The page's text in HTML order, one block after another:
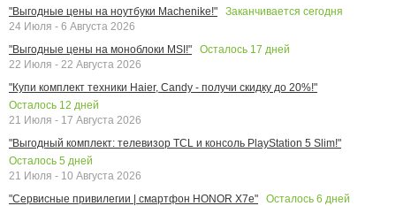
"Выгодные цены на ноутбуки Machenike!"
Заканчивается сегодня
24 Июля - 6 Августа 2026
"Выгодные цены на моноблоки MSI!"
Осталось 17 дней
22 Июля - 22 Августа 2026
"Купи комплект техники Haier, Candy - получи скидку до 20%!"
Осталось 12 дней
21 Июля - 17 Августа 2026
"Выгодный комплект: телевизор TCL и консоль PlayStation 5 Slim!"
Осталось 5 дней
21 Июля - 10 Августа 2026
"Сервисные привилегии | смартфон HONOR X7e"
Осталось 6 дней